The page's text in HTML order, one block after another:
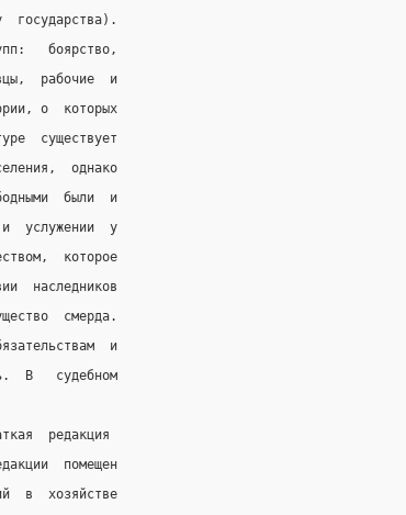
государства).
боярство,
рабочие  и
о  которых
существует
однако
были  и
услужении  у
которое
наследников
смерда.
и
В   судебном
редакция
помещен
в  хозяйстве